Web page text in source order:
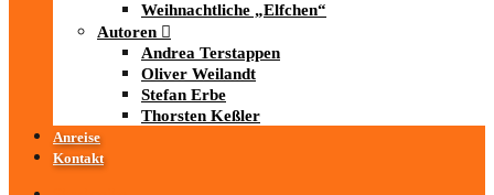
Weihnachtliche „Elfchen“
Autoren
Andrea Terstappen
Oliver Weilandt
Stefan Erbe
Thorsten Keßler
Anreise
Kontakt